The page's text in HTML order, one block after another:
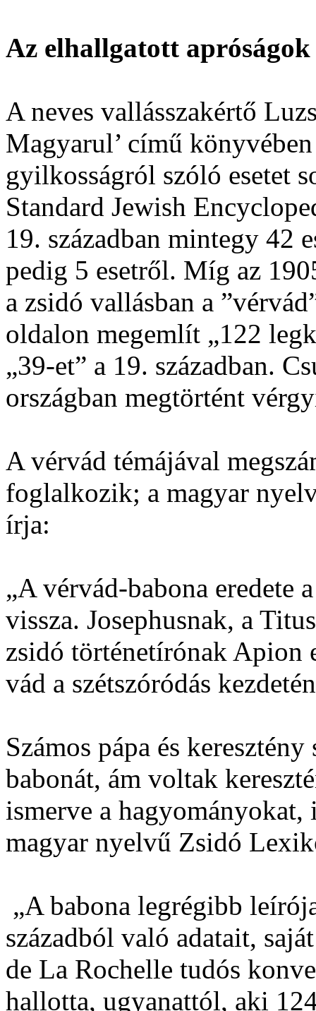
Az elhallgatott apróságok
A neves vallásszakértő
Magyarul’ című
gyilkosságról szóló esetet
Standard Jewish
19. században mintegy 42
pedig 5 esetről. Míg az
a zsidó vallásban a
oldalon megemlít „122
„39-et” a 19. században.
országban megtörtént
A vérvád témájával
foglalkozik; a magyar
írja:
„A vérvád-babona eredete
vissza. Josephusnak, a
zsidó történetírónak
vád a szétszóródás
Számos pápa és
babonát, ám voltak
ismerve a
magyar nyelvű Zsidó
„A babona legrégibb
századból való adatait,
de La Rochelle tudós
hallotta, ugyanattól, aki